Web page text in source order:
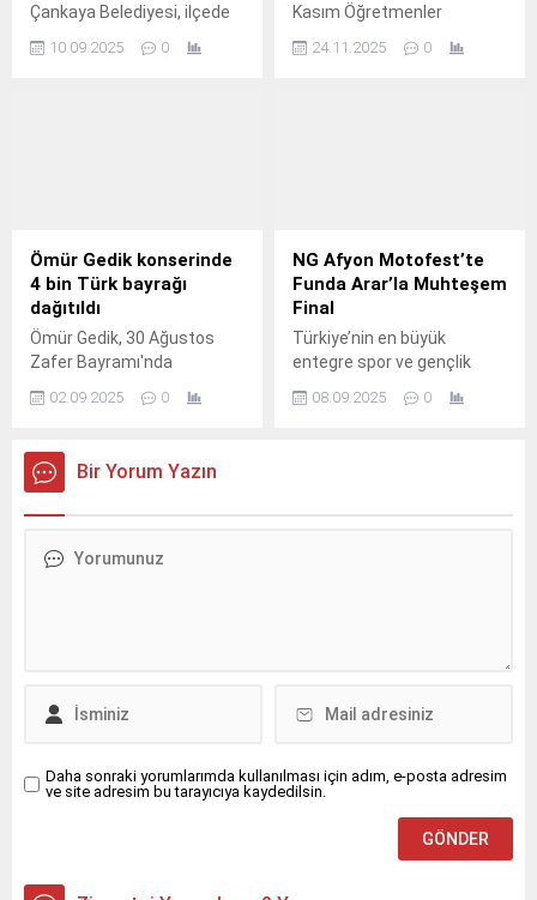
Çankaya Belediyesi, ilçede
için 'sıcak öğle' yemeği
10.09.2025 0
Kasım Öğretmenler
Köşkü’nde düzenlediği
24.11.2025 0
Ömür Gedik konserinde
4 bin Türk bayrağı
dağıtıldı
Ömür Gedik, 30 Ağustos
Zafer Bayramı'nda
Waterworld'de sahne aldı.
02.09.2025 0
NG Afyon Motofest’te
Funda Arar’la Muhteşem
Final
Türkiye’nin en büyük
entegre spor ve gençlik
gelen NG Afyon Motofest,
08.09.2025 0
Bir Yorum Yazın
Daha sonraki yorumlarımda kullanılması için adım, e-posta adresim
ve site adresim bu tarayıcıya kaydedilsin.